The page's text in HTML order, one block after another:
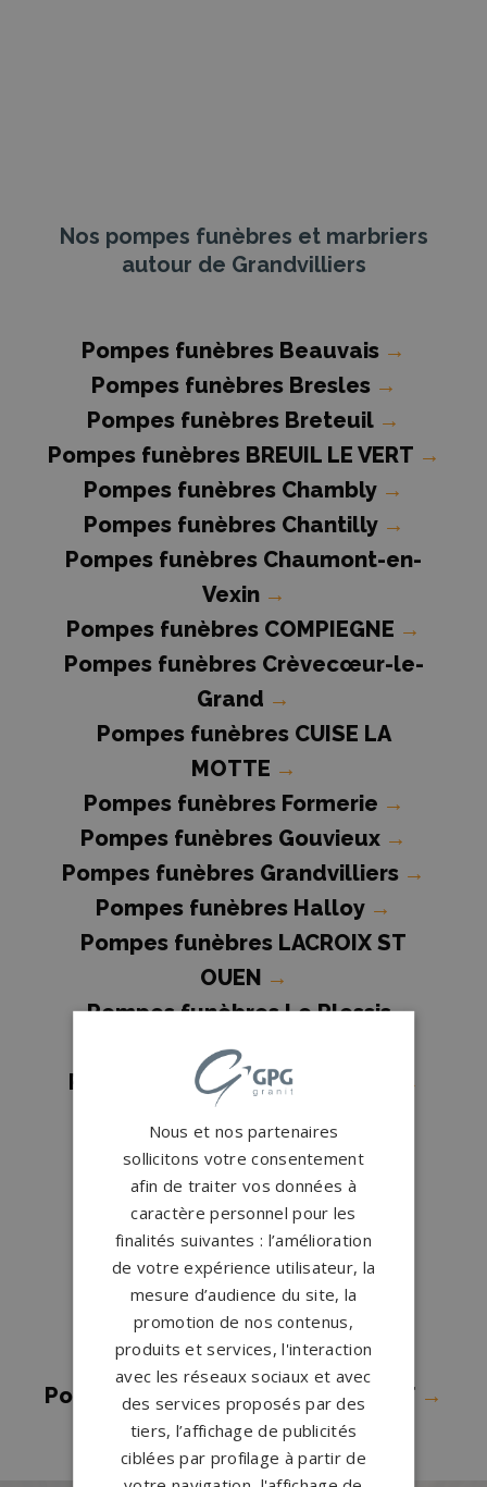
Nos pompes funèbres et marbriers
autour de Grandvilliers
Pompes funèbres Beauvais →
Pompes funèbres Bresles →
Pompes funèbres Breteuil →
Pompes funèbres BREUIL LE VERT →
Pompes funèbres Chambly →
Pompes funèbres Chantilly →
Pompes funèbres Chaumont-en-
Vexin →
Pompes funèbres COMPIEGNE →
Pompes funèbres Crèvecœur-le-
Grand →
Pompes funèbres CUISE LA
MOTTE →
Pompes funèbres Formerie →
Pompes funèbres Gouvieux →
Pompes funèbres Grandvilliers →
Pompes funèbres Halloy →
Pompes funèbres LACROIX ST
OUEN →
Pompes funèbres Le Plessis-
Belleville
Pompes funèbres LIANCOURT
→
Montigny→
Pompes funèbres Méru
Pompes funèbres Noailles
Pompes funèbres NOYON
Pompes funèbres PONT STE
MAXENCE→
Pompes funèbres Senlis →
Pompes funèbres TRACY LE MONT →
Nous et nos partenaires
sollicitons votre consentement
afin de traiter vos données à
caractère personnel pour les
finalités suivantes : l’amélioration
de votre expérience utilisateur, la
mesure d’audience du site, la
promotion de nos contenus,
produits et services, l'interaction
avec les réseaux sociaux et avec
des services proposés par des
tiers, l’affichage de publicités
ciblées par profilage à partir de